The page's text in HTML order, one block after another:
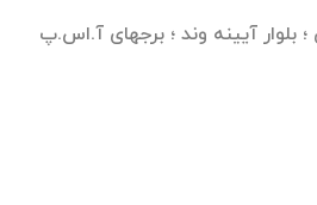
بلوار آیینه وند ؛ برجهای آ.اس.پ